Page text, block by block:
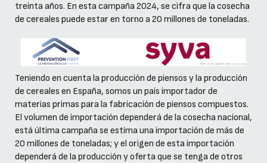
treinta años. En esta campaña 2024, se cifra que la cosecha
de cereales puede estar en torno a 20 millones de toneladas.
Teniendo en cuenta la producción de piensos y la producción
de cereales en España, somos un país importador de
materias primas para la fabricación de piensos compuestos.
El volumen de importación dependerá de la cosecha nacional,
está última campaña se estima una importación de más de
20 millones de toneladas; y el origen de esta importación
dependerá de la producción y oferta que se tenga de otros